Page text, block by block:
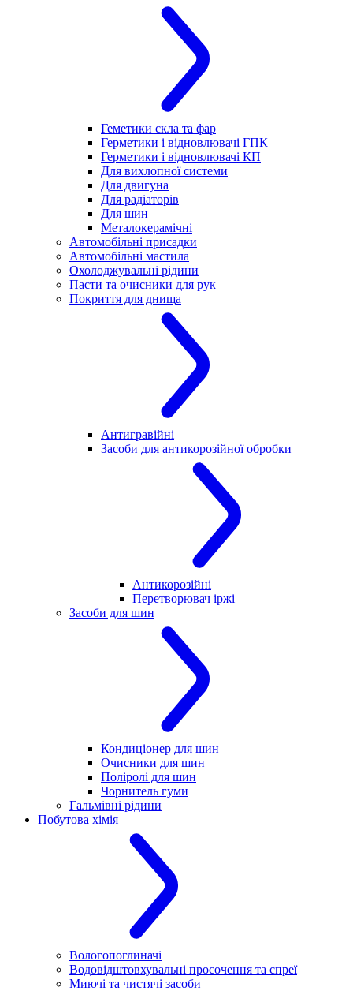
Геметики скла та фар
Герметики і відновлювачі ГПК
Герметики і відновлювачі КП
Для вихлопної системи
Для двигуна
Для радіаторів
Для шин
Металокерамічні
Автомобільні присадки
Автомобільні мастила
Охолоджувальні рідини
Пасти та очисники для рук
Покриття для днища
Антигравійні
Засоби для антикорозійної обробки
Антикорозійні
Перетворювач іржі
Засоби для шин
Кондиціонер для шин
Очисники для шин
Поліролі для шин
Чорнитель гуми
Гальмівні рідини
Побутова хімія
Вологопоглиначі
Водовідштовхувальні просочення та спреї
Миючі та чистячі засоби